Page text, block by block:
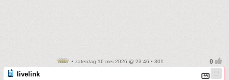
• zaterdag 16 mei 2026 @ 23:46 • 301
livelink